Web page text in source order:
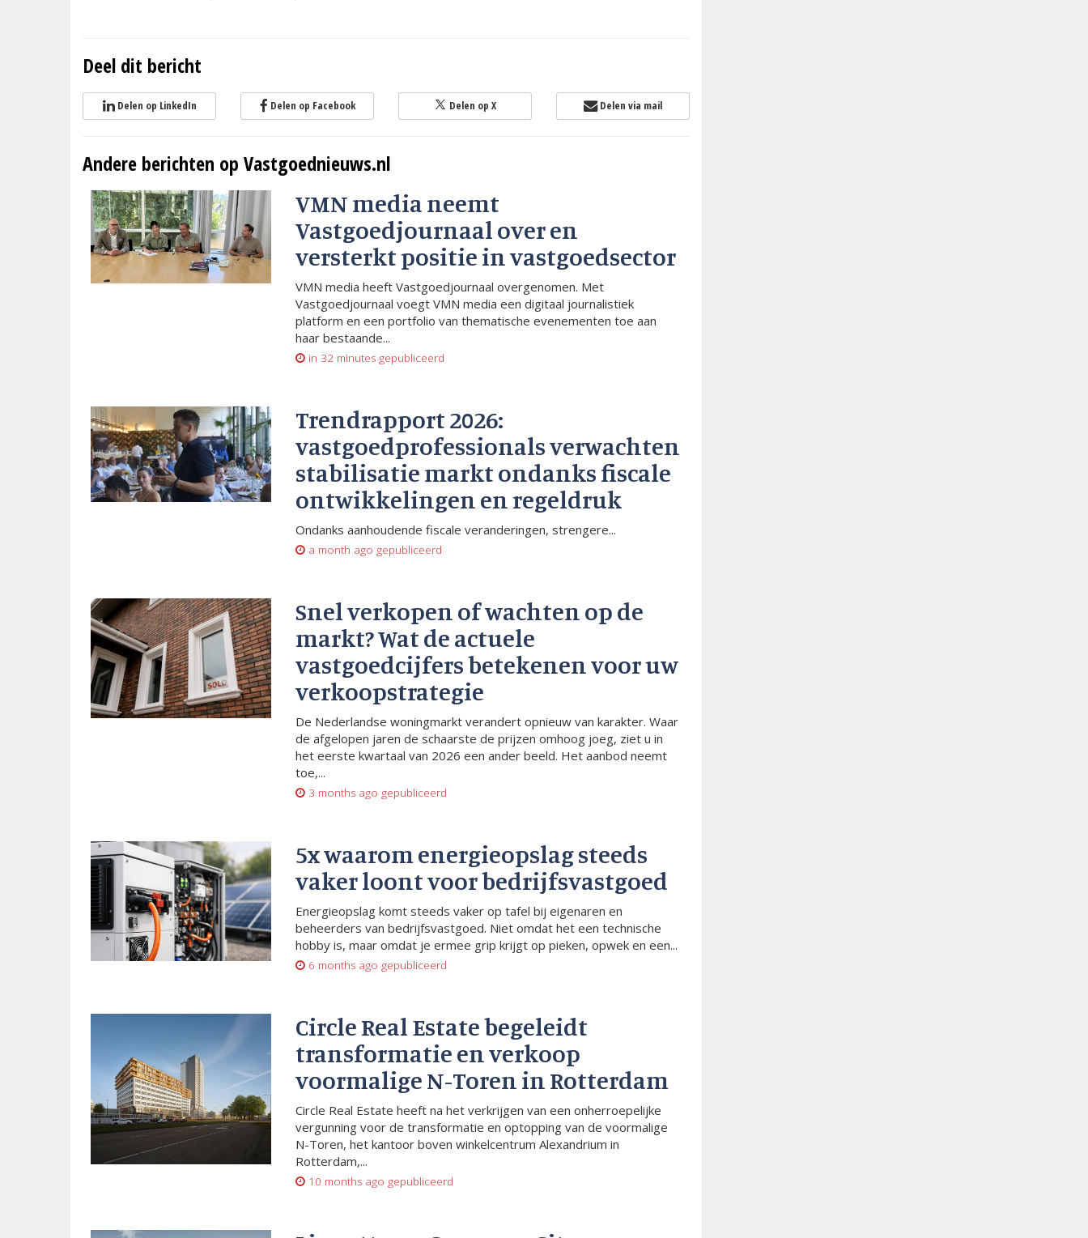
Deel dit bericht
Delen op LinkedIn Delen op Facebook Delen op X Delen via mail
Andere berichten op Vastgoednieuws.nl
VMN media neemt
Vastgoedjournaal over en
versterkt positie in vastgoedsector
VMN media heeft Vastgoedjournaal overgenomen. Met
Vastgoedjournaal voegt VMN media een digitaal journalistiek
platform en een portfolio van thematische evenementen toe aan
haar bestaande...
in 32 minutes gepubliceerd
Trendrapport 2026:
vastgoedprofessionals verwachten
stabilisatie markt ondanks fiscale
ontwikkelingen en regeldruk
Ondanks aanhoudende fiscale veranderingen, strengere...
a month ago gepubliceerd
Snel verkopen of wachten op de
markt? Wat de actuele
vastgoedcijfers betekenen voor uw
verkoopstrategie
De Nederlandse woningmarkt verandert opnieuw van karakter. Waar
de afgelopen jaren de schaarste de prijzen omhoog joeg, ziet u in
het eerste kwartaal van 2026 een ander beeld. Het aanbod neemt
toe,...
3 months ago gepubliceerd
5x waarom energieopslag steeds
vaker loont voor bedrijfsvastgoed
Energieopslag komt steeds vaker op tafel bij eigenaren en
beheerders van bedrijfsvastgoed. Niet omdat het een technische
hobby is, maar omdat je ermee grip krijgt op pieken, opwek en een...
6 months ago gepubliceerd
Circle Real Estate begeleidt
transformatie en verkoop
voormalige N-Toren in Rotterdam
Circle Real Estate heeft na het verkrijgen van een onherroepelijke
vergunning voor de transformatie en optopping van de voormalige
N-Toren, het kantoor boven winkelcentrum Alexandrium in
Rotterdam,...
10 months ago gepubliceerd